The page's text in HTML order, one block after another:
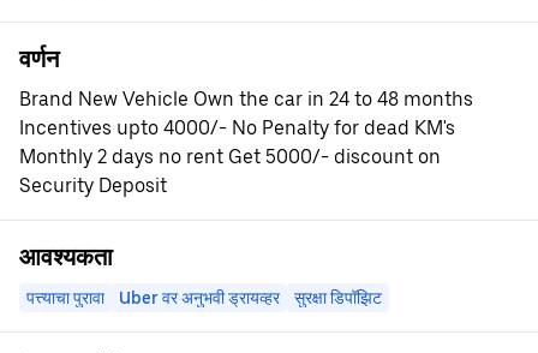
वर्णन
Brand New Vehicle Own the car in 24 to 48 months
Incentives upto 4000/- No Penalty for dead KM's
Monthly 2 days no rent Get 5000/- discount on
Security Deposit
आवश्यकता
पत्त्याचा पुरावा Uber वर अनुभवी ड्रायव्हर सुरक्षा डिपॉझिट